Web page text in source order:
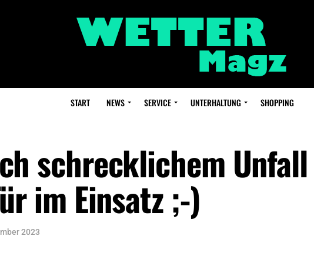
START NEWS SERVICE UNTERHALTUNG SHOPPING
schrecklichem
im Einsatz ;-)
2023